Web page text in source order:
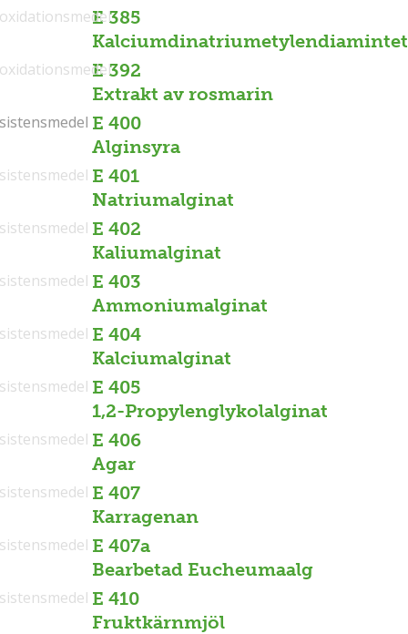
E 385
E 392
Extrakt av rosmarin
E 400
Alginsyra
E 401
Natriumalginat
E 402
Kaliumalginat
E 403
Ammoniumalginat
E 404
Kalciumalginat
E 405
1,2-Propylenglykolalginat
E 406
Agar
E 407
Karragenan
E 407a
Bearbetad Eucheumaalg
E 410
Fruktkärnmjöl